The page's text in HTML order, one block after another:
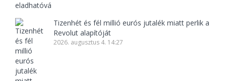
Tizenhét és fél millió eurós jutalék miatt perlik a
Revolut alapítóját
2026. augusztus 4. 14:27